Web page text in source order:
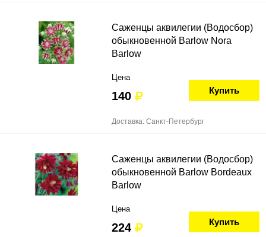
Саженцы аквилегии (Водосбор)
обыкновенной Barlow Nora
Barlow
Цена
140 Купить
Доставка: Санкт-Петербург
Саженцы аквилегии (Водосбор)
обыкновенной Barlow Bordeaux
Barlow
Цена
224 Купить